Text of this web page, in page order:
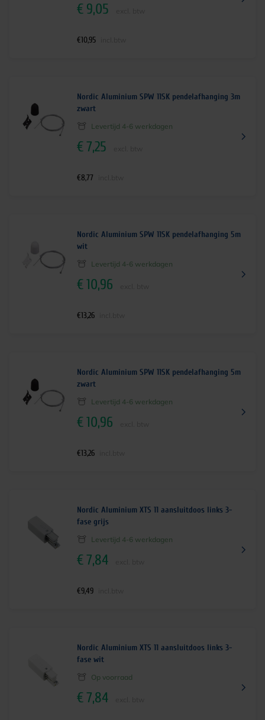
€ 9,05
€10,95
Nordic Aluminium SPW 11SK pendelafhanging 3m
zwart
Levertijd 4-6 werkdagen
€7,25
€8,77
Nordic Aluminium SPW 11SK pendelafhanging 5m
wit
Levertijd 4-6 werkdagen
€10,96
€13,26
Nordic Aluminium SPW 11SK pendelafhanging 5m
zwart
Levertijd 4-6 werkdagen
€10,96
€13,26
Nordic Aluminium XTS 11 aansluitdoos links 3-
fase grijs
Levertijd 4-6 werkdagen
€7,84
€9,49
Nordic Aluminium XTS 11 aansluitdoos links 3-
fase wit
Op voorraad
€7,84